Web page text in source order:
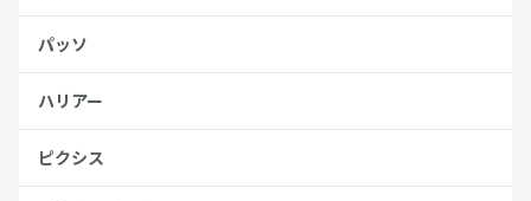
パッソ
ハリアー
ピクシス